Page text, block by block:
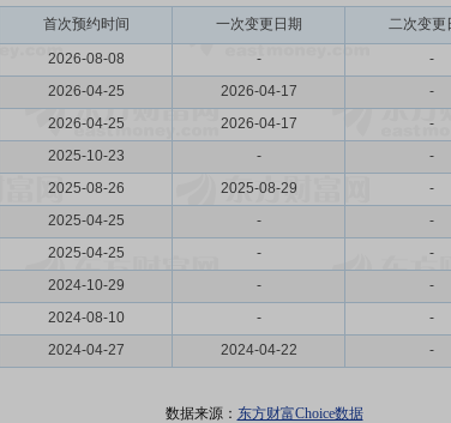
首次预约时间 一次变更日期 二次变更
2026-08-08 - -
2026-04-25 2026-04-17 -
2026-04-25 2026-04-17 -
2025-10-23 - -
2025-08-26 2025-08-29 -
2025-04-25 - -
2025-04-25 - -
2024-10-29 - -
2024-08-10 - -
2024-04-27 2024-04-22 -
数据来源： 东方财富Choice数据